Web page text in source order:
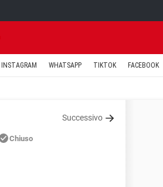
INSTAGRAM WHATSAPP TIKTOK FACEBOOK
Successivo
Chiuso